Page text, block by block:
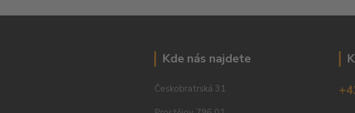
Kde nás najdete
Českobratrská 31